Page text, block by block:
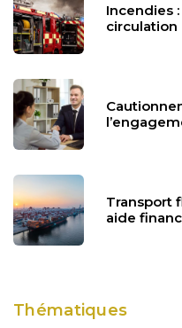
Incendies
circulation
Transport
aide
Thématiques